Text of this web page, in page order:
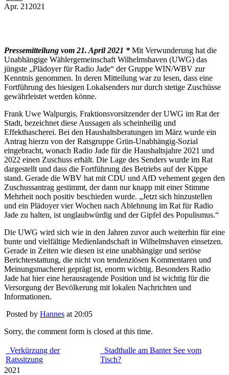
Apr. 21 2021
Pressemitteilung vom 21. April 2021 * Mit Verwunderung hat die
Unabhängige Wählergemeinschaft Wilhelmshaven (UWG) das
jüngste „Plädoyer für Radio Jade“ der Gruppe WIN/WBV zur
Kenntnis genommen. In deren Mitteilung war zu lesen, dass eine
Fortführung des hiesigen Lokalsenders nur durch stetige Zuschüsse
gewährleistet werden könne.
Frank Uwe Walpurgis, Fraktionsvorsitzender der UWG im Rat der
Stadt, bezeichnet diese Aussagen als scheinheilig und
Effekthascherei. Bei den Haushaltsberatungen im März wurde ein
Antrag hierzu von der Ratsgruppe Grün-Unabhängig-Sozial
eingebracht, wonach Radio Jade für die Haushaltsjahre 2021 und
2022 einen Zuschuss erhält. Die Lage des Senders wurde im Rat
dargestellt und dass die Fortführung des Betriebs auf der Kippe
stand. Gerade die WBV hat mit CDU und AfD vehement gegen den
Zuschussantrag gestimmt, der dann nur knapp mit einer Stimme
Mehrheit noch positiv beschieden wurde. „Jetzt sich hinzustellen
und ein Plädoyer vier Wochen nach Ablehnung im Rat für Radio
Jade zu halten, ist unglaubwürdig und der Gipfel des Populismus.“
Die UWG wird sich wie in den Jahren zuvor auch weiterhin für eine
bunte und vielfältige Medienlandschaft in Wilhelmshaven einsetzen.
Gerade in Zeiten wie diesen ist eine unabhängige und seriöse
Berichterstattung, die nicht von tendenziösen Kommentaren und
Meinungsmacherei geprägt ist, enorm wichtig. Besonders Radio
Jade hat hier eine herausragende Position und ist wichtig für die
Versorgung der Bevölkerung mit lokalen Nachrichten und
Informationen.
Posted by Hannes at 20:05
Sorry, the comment form is closed at this time.
Verkürzung der
Ratssitzung
Stadthalle am Banter See vom
Tisch?
2021